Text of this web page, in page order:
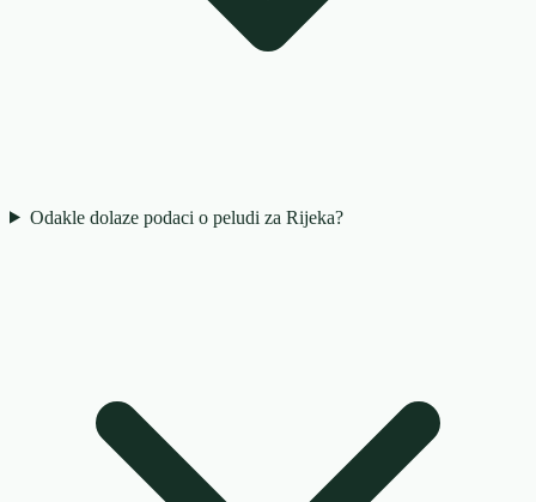
Odakle dolaze podaci o peludi za Rijeka?